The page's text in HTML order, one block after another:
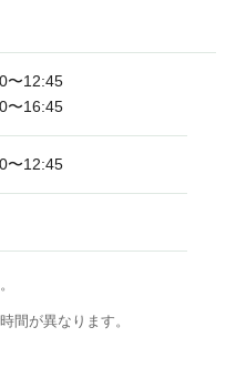
〜12:45
〜16:45
〜12:45
間が異なります。